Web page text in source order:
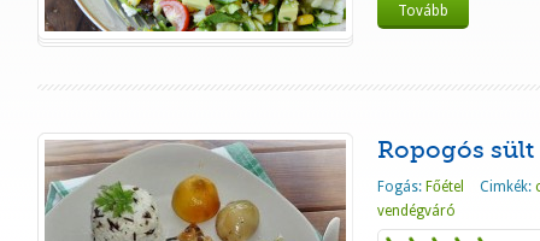
Tovább
Ropogós
Fogás: Főétel Cimkék:
vendégváró